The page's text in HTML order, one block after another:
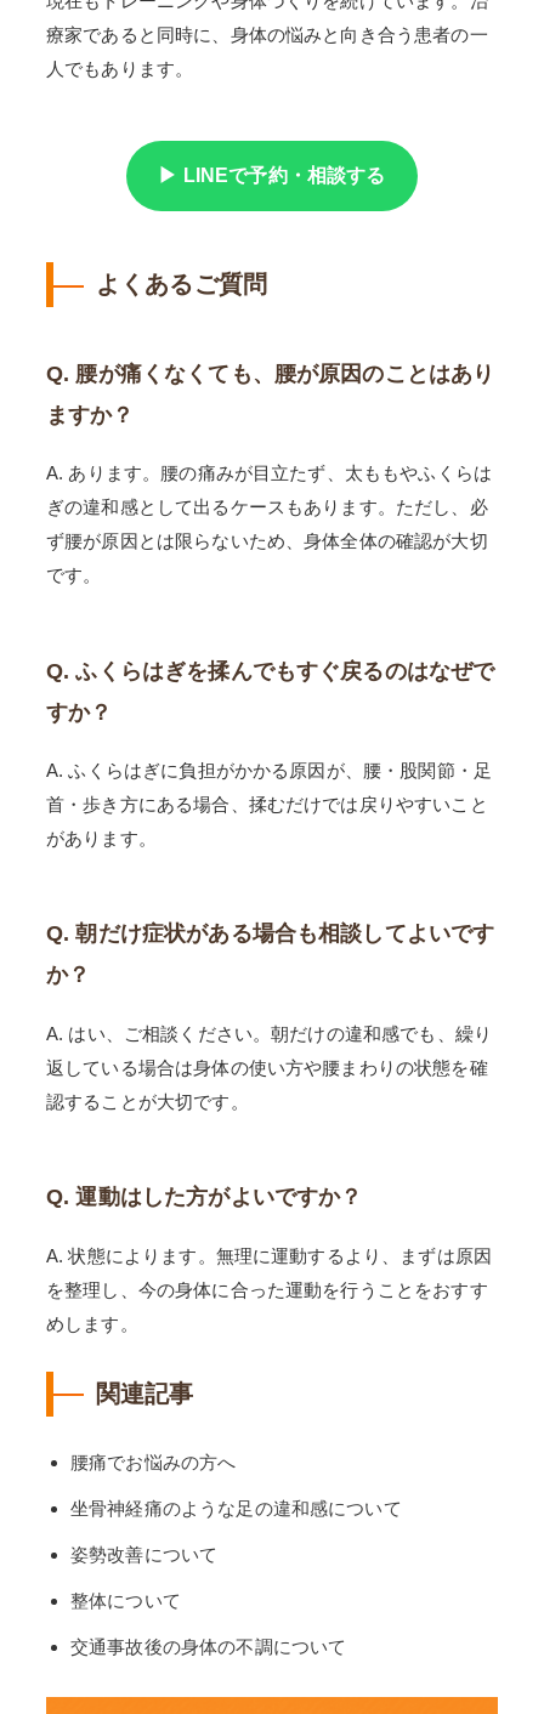
療家であると同時に、身体の悩みと向き合う患者の一
人でもあります。
▶ LINEで予約・相談する
よくあるご質問
Q. 腰が痛くなくても、腰が原因のことはあり
ますか？
A. あります。腰の痛みが目立たず、太ももやふくらは
ぎの違和感として出るケースもあります。ただし、必
ず腰が原因とは限らないため、身体全体の確認が大切
です。
Q. ふくらはぎを揉んでもすぐ戻るのはなぜで
すか？
A. ふくらはぎに負担がかかる原因が、腰・股関節・足
首・歩き方にある場合、揉むだけでは戻りやすいこと
があります。
Q. 朝だけ症状がある場合も相談してよいです
か？
A. はい、ご相談ください。朝だけの違和感でも、繰り
返している場合は身体の使い方や腰まわりの状態を確
認することが大切です。
Q. 運動はした方がよいですか？
A. 状態によります。無理に運動するより、まずは原因
を整理し、今の身体に合った運動を行うことをおすす
めします。
関連記事
腰痛でお悩みの方へ
坐骨神経痛のような足の違和感について
姿勢改善について
整体について
交通事故後の身体の不調について